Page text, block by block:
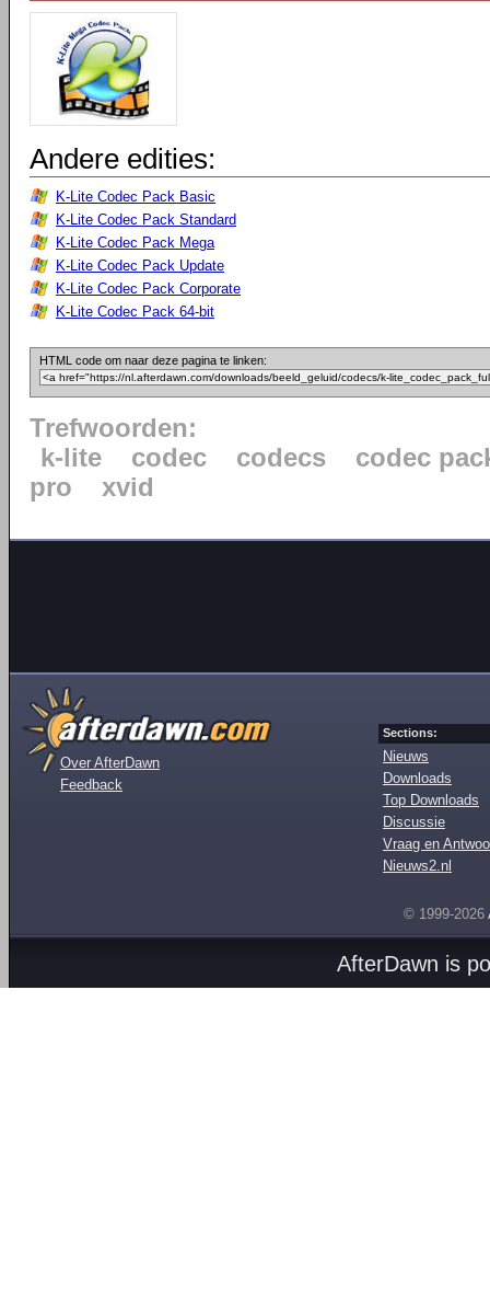
Andere edities:
K-Lite Codec Pack Basic
K-Lite Codec Pack Standard
K-Lite Codec Pack Mega
K-Lite Codec Pack Update
K-Lite Codec Pack Corporate
K-Lite Codec Pack 64-bit
HTML code om naar deze pagina te linken:
Trefwoorden:
k-lite
codec codecs
codec
pro
xvid
Over AfterDawn
Feedback
Sections:
Nieuws
Downloads
Top Downloads
Discussie
Vraag en
Nieuws2.nl
© 1999-2026
AfterDawn is